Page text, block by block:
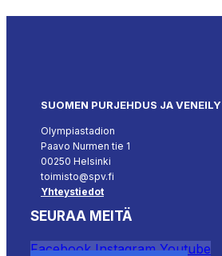
SUOMEN PURJEHDUS JA VENEILY
Olympiastadion
Paavo Nurmen tie 1
00250 Helsinki
toimisto@spv.fi
Yhteystiedot
SEURAA MEITÄ
Facebook Instagram Youtube